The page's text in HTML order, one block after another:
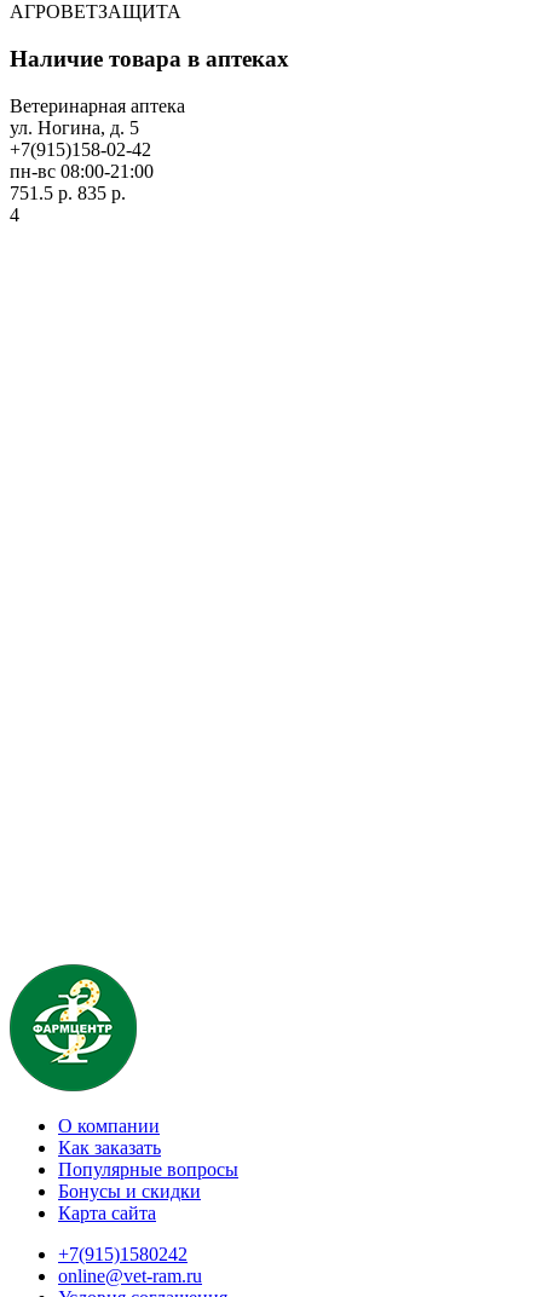
АГРОВЕТЗАЩИТА
Наличие товара в аптеках
Ветеринарная аптека
ул. Ногина, д. 5
+7(915)158-02-42
пн-вс 08:00-21:00
751.5 р. 835 р.
4
О компании
Как заказать
Популярные вопросы
Бонусы и скидки
Карта сайта
+7(915)1580242
online@vet-ram.ru